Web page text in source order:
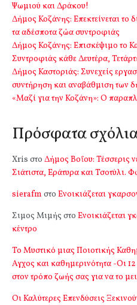
Ψωμιού και Δράκου!
Δήμος Κοζάνης: Επεκτείνεται το
τα αδέσποτα ζώα συντροφιάς
Δήμος Κοζάνης: Επισκέψιμο το
Συντροφιάς κάθε Δευτέρα,
Δήμος Καστοριάς: Συνεχείς
συντήρηση και αναβάθμιση των
«Μαζί για την Κοζάνη»: Ο
Πρόσφατα
Xris στο Δήμος Βοΐου: Τέσσερις
Σιάτιστα, Εράτυρα και Τσοτύλι.
sierafm στο Ενοικιάζεται
Σιμος Μιμής στο Ενοικιάζεται
κέντρο
Το Μυστικό μιας Ποιοτικής
Αγχος και καθημερινότητα -Οι
στον τρόπο ζωής σας για να το
Οι Καλύτερες Επενδύσεις